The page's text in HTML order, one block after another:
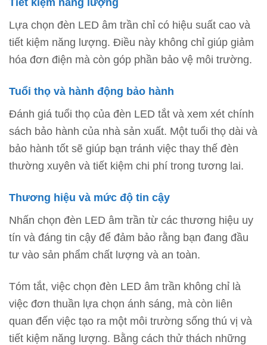
Lựa chọn đèn LED âm trần chỉ có hiệu suất cao và
tiết kiệm năng lượng. Điều này không chỉ giúp giảm
hóa đơn điện mà còn góp phần bảo vệ môi trường.
Tuổi thọ và hành động bảo hành
Đánh giá tuổi thọ của đèn LED tắt và xem xét chính
sách bảo hành của nhà sản xuất. Một tuổi thọ dài và
bảo hành tốt sẽ giúp bạn tránh việc thay thế đèn
thường xuyên và tiết kiệm chi phí trong tương lai.
Thương hiệu và mức độ tin cậy
Nhấn chọn đèn LED âm trần từ các thương hiệu uy
tín và đáng tin cậy để đảm bảo rằng bạn đang đầu
tư vào sản phẩm chất lượng và an toàn.
Tóm tắt, việc chọn đèn LED âm trần không chỉ là
việc đơn thuần lựa chọn ánh sáng, mà còn liên
quan đến việc tạo ra một môi trường sống thú vị và
tiết kiệm năng lượng. Bằng cách thử thách những